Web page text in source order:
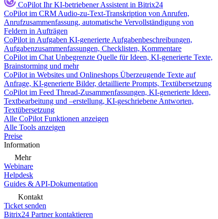
CoPilot Ihr KI-betriebener Assistent in Bitrix24
CoPilot im CRM Audio-zu-Text-Transkription von Anrufen,
Anrufzusammenfassung, automatische Vervollständigung von
Feldern in Aufträgen
CoPilot in Aufgaben KI-generierte Aufgabenbeschreibungen,
Aufgabenzusammenfassungen, Checklisten, Kommentare
CoPilot im Chat Unbegrenzte Quelle für Ideen, KI-generierte Texte,
Brainstorming und mehr
CoPilot in Websites und Onlineshops Überzeugende Texte auf
Anfrage, KI-generierte Bilder, detaillierte Prompts, Textübersetzung
CoPilot im Feed Thread-Zusammenfassungen, KI-generierte Ideen,
Textbearbeitung und –erstellung, KI-geschriebene Antworten,
Textübersetzung
Alle CoPilot Funktionen anzeigen
Alle Tools anzeigen
Preise
Information
Mehr
Webinare
Helpdesk
Guides & API-Dokumentation
Kontakt
Ticket senden
Bitrix24 Partner kontaktieren